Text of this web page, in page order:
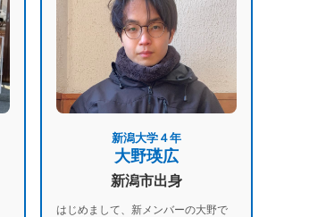
新潟大学４年
大野瑛広
新潟市出身
はじめまして、新メンバーの⼤野で